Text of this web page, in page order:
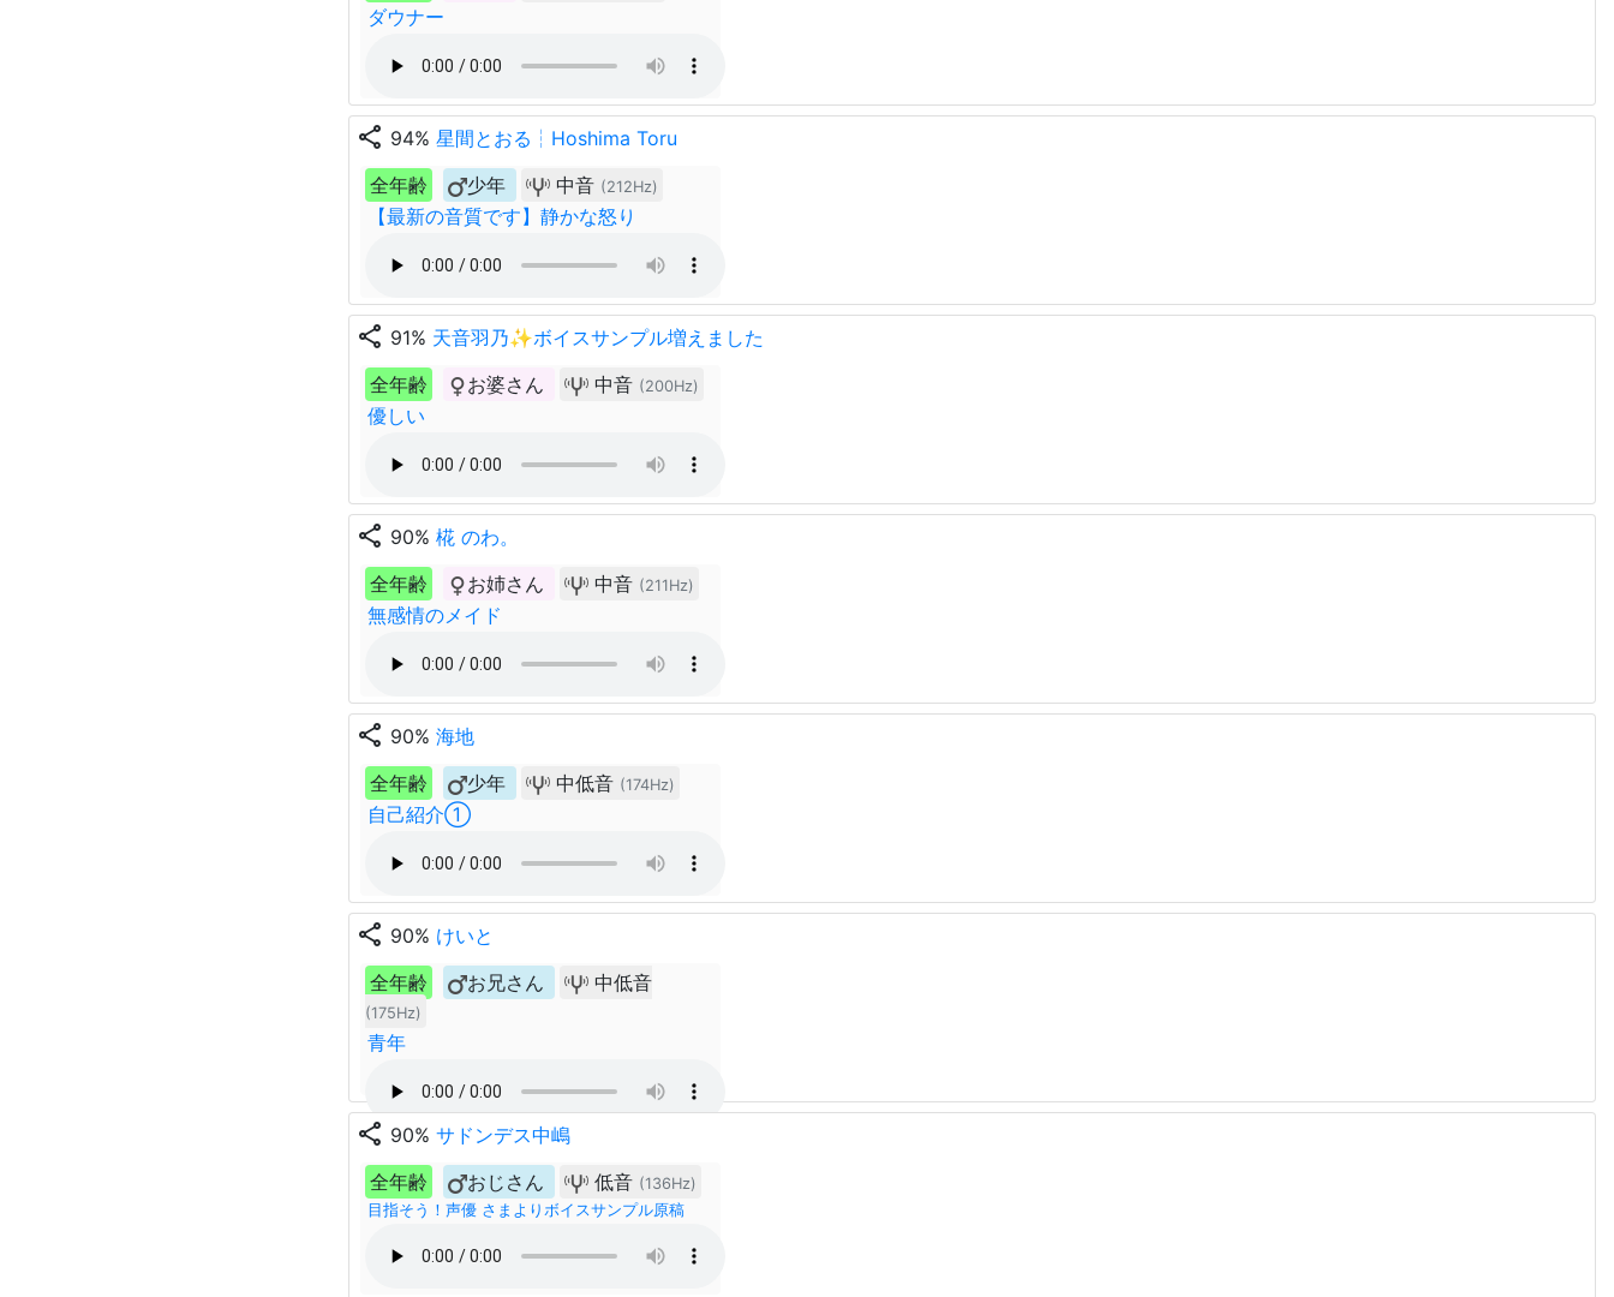
ダウナー
share 94% 星間とおる┆Hoshima Toru
全年齢
少年 中音 (212Hz)
【最新の音質です】静かな怒り
share 91% 天音羽乃✨ボイスサンプル増えました
全年齢
お婆さん 中音 (200Hz)
優しい
share 90% 椛 のわ。
全年齢
お姉さん 中音 (211Hz)
無感情のメイド
share 90% 海地
全年齢
少年 中低音 (174Hz)
自己紹介①
share 90% けいと
全年齢
お兄さん 中低音
(175Hz)
青年
share 90% サドンデス中嶋
全年齢
おじさん 低音 (136Hz)
目指そう！声優 さまよりボイスサンプル原稿